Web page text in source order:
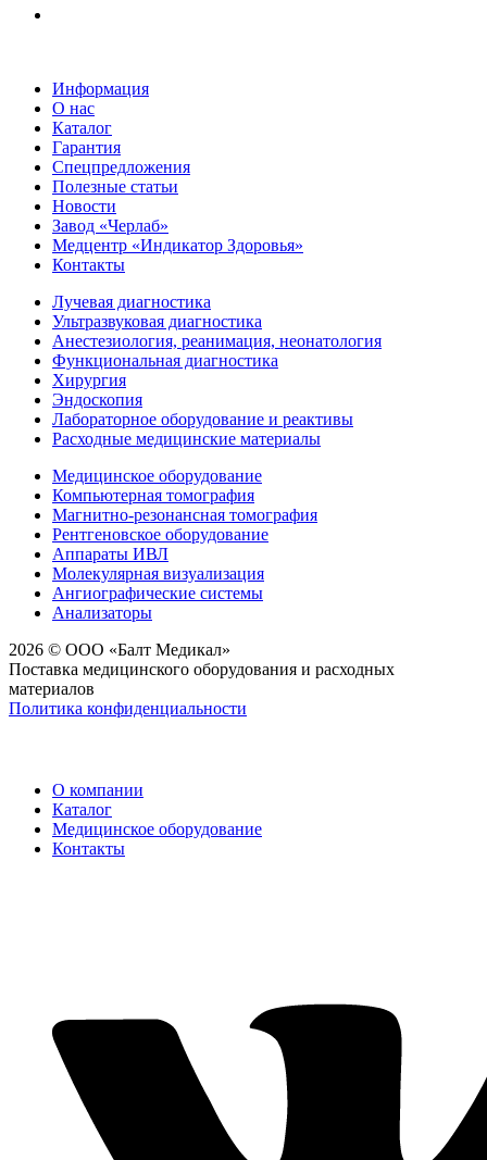
Информация
О нас
Каталог
Гарантия
Спецпредложения
Полезные статьи
Новости
Завод «Черлаб»
Медцентр «Индикатор Здоровья»
Контакты
Лучевая диагностика
Ультразвуковая диагностика
Анестезиология, реанимация, неонатология
Функциональная диагностика
Хирургия
Эндоскопия
Лабораторное оборудование и реактивы
Расходные медицинские материалы
Медицинское оборудование
Компьютерная томография
Магнитно-резонансная томография
Рентгеновское оборудование
Аппараты ИВЛ
Молекулярная визуализация
Ангиографические системы
Анализаторы
2026 © ООО «Балт Медикал»
Поставка медицинского оборудования и расходных
материалов
Политика конфиденциальности
О компании
Каталог
Медицинское оборудование
Контакты